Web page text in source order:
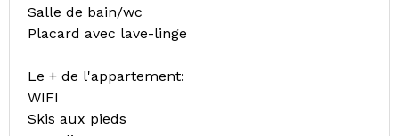
Salle de bain/wc
Placard avec lave-linge
Le + de l'appartement:
WIFI
Skis aux pieds